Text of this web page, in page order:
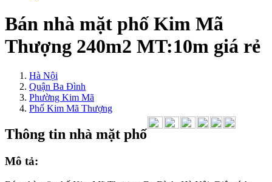
Bán nhà mặt phố Kim Mã
Thượng 240m2 MT:10m giá rẻ
Hà Nội
Quận Ba Đình
Phường Kim Mã
Phố Kim Mã Thượng
Thông tin nhà mặt phố
Mô tả: